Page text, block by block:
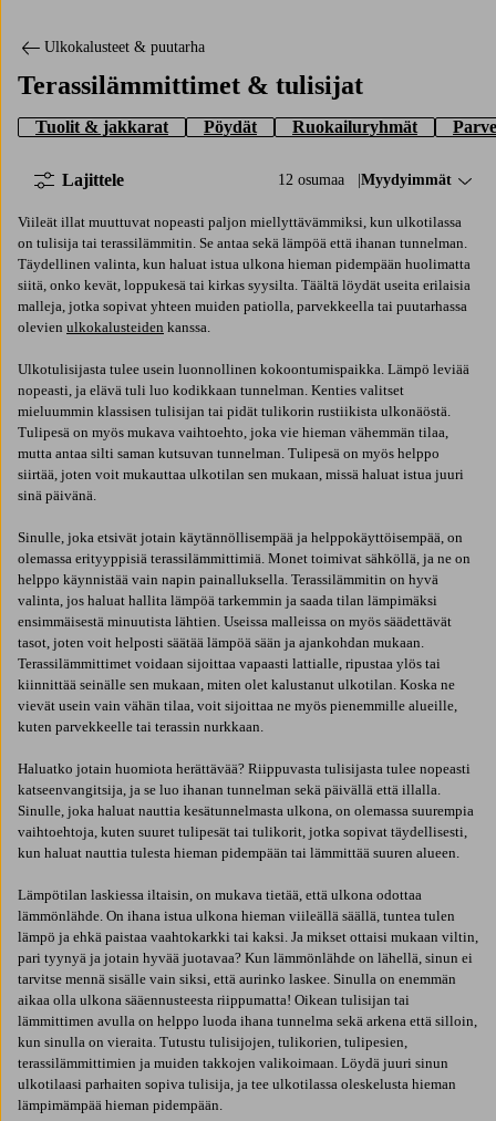
Ulkokalusteet & puutarha
Terassilämmittimet & tulisijat
Tuolit & jakkarat Pöydät Ruokailuryhmät
12 osumaa Lajittele:
Myydyimmät
Lajittele
Viileät illat muuttuvat nopeasti paljon miellyttävämmiksi, kun ulkotilassa
on tulisija tai terassilämmitin. Se antaa sekä lämpöä että ihanan tunnelman.
Täydellinen valinta, kun haluat istua ulkona hieman pidempään huolimatta
siitä, onko kevät, loppukesä tai kirkas syysilta. Täältä löydät useita erilaisia
malleja, jotka sopivat yhteen muiden patiolla, parvekkeella tai puutarhassa
olevien ulkokalusteiden kanssa.
Ulkotulisijasta tulee usein luonnollinen kokoontumispaikka. Lämpö leviää
nopeasti, ja elävä tuli luo kodikkaan tunnelman. Kenties valitset
mieluummin klassisen tulisijan tai pidät tulikorin rustiikista ulkonäöstä.
Tulipesä on myös mukava vaihtoehto, joka vie hieman vähemmän tilaa,
mutta antaa silti saman kutsuvan tunnelman. Tulipesä on myös helppo
siirtää, joten voit mukauttaa ulkotilan sen mukaan, missä haluat istua juuri
sinä päivänä.
Sinulle, joka etsivät jotain käytännöllisempää ja helppokäyttöisempää, on
olemassa erityyppisiä terassilämmittimiä. Monet toimivat sähköllä, ja ne on
helppo käynnistää vain napin painalluksella. Terassilämmitin on hyvä
valinta, jos haluat hallita lämpöä tarkemmin ja saada tilan lämpimäksi
ensimmäisestä minuutista lähtien. Useissa malleissa on myös säädettävät
tasot, joten voit helposti säätää lämpöä sään ja ajankohdan mukaan.
Terassilämmittimet voidaan sijoittaa vapaasti lattialle, ripustaa ylös tai
kiinnittää seinälle sen mukaan, miten olet kalustanut ulkotilan. Koska ne
vievät usein vain vähän tilaa, voit sijoittaa ne myös pienemmille alueille,
kuten parvekkeelle tai terassin nurkkaan.
Haluatko jotain huomiota herättävää? Riippuvasta tulisijasta tulee nopeasti
katseenvangitsija, ja se luo ihanan tunnelman sekä päivällä että illalla.
Sinulle, joka haluat nauttia kesätunnelmasta ulkona, on olemassa suurempia
vaihtoehtoja, kuten suuret tulipesät tai tulikorit, jotka sopivat täydellisesti,
kun haluat nauttia tulesta hieman pidempään tai lämmittää suuren alueen.
Lämpötilan laskiessa iltaisin, on mukava tietää, että ulkona odottaa
lämmönlähde. On ihana istua ulkona hieman viileällä säällä, tuntea tulen
lämpö ja ehkä paistaa vaahtokarkki tai kaksi. Ja mikset ottaisi mukaan viltin,
pari tyynyä ja jotain hyvää juotavaa? Kun lämmönlähde on lähellä, sinun ei
tarvitse mennä sisälle vain siksi, että aurinko laskee. Sinulla on enemmän
aikaa olla ulkona sääennusteesta riippumatta! Oikean tulisijan tai
lämmittimen avulla on helppo luoda ihana tunnelma sekä arkena että silloin,
kun sinulla on vieraita. Tutustu tulisijojen, tulikorien, tulipesien,
terassilämmittimien ja muiden takkojen valikoimaan. Löydä juuri sinun
ulkotilaasi parhaiten sopiva tulisija, ja tee ulkotilassa oleskelusta hieman
lämpimämpää hieman pidempään.